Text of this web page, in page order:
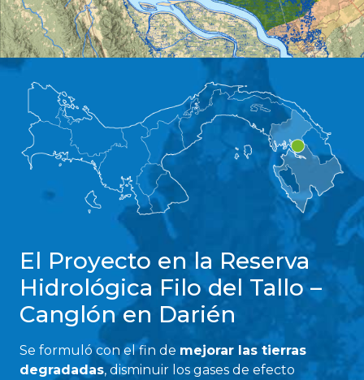
El Proyecto en la Reserva
Hidrológica Filo del Tallo –
Canglón en Darién
Se formuló con el fin de mejorar las tierras
degradadas, disminuir los gases de efecto